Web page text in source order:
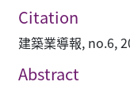
Citation
建築業導報, no.6,
Abstract